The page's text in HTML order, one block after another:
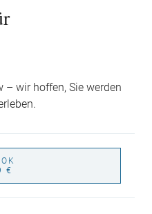
wir hoffen, Sie werden
€